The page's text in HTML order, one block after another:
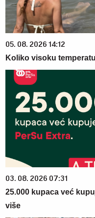
05. 08. 2026 14:12
Koliko visoku
03. 08. 2026 07:31
25.000 kupaca već
više